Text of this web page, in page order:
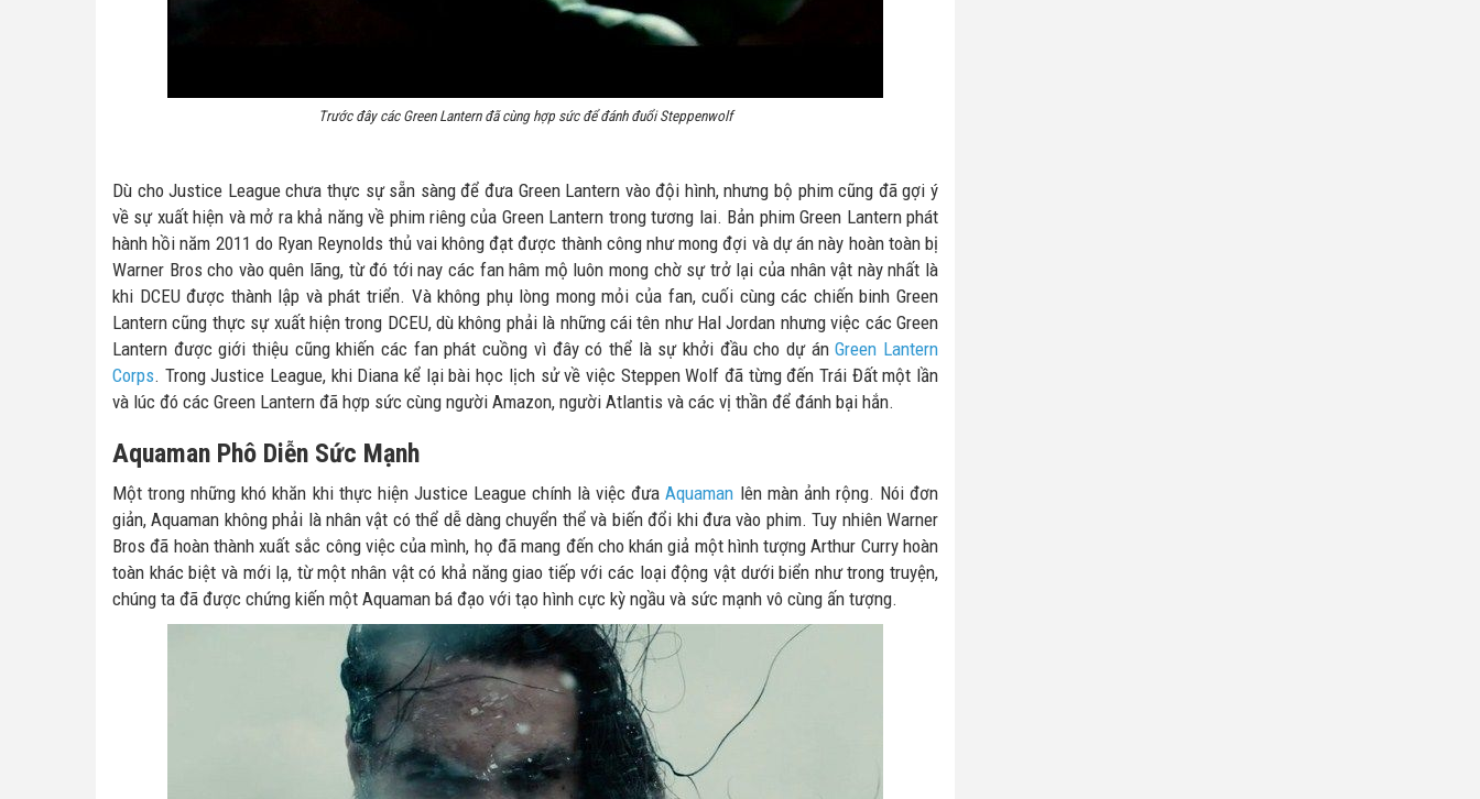
Trước đây các Green Lantern đã cùng hợp sức để đánh đuổi Steppenwolf
Dù cho Justice League chưa thực sự sẵn sàng để đưa Green Lantern vào đội hình, nhưng bộ phim cũng đã gợi ý
về sự xuất hiện và mở ra khả năng về phim riêng của Green Lantern trong tương lai. Bản phim Green Lantern phát
hành hồi năm 2011 do Ryan Reynolds thủ vai không đạt được thành công như mong đợi và dự án này hoàn toàn bị
Warner Bros cho vào quên lãng, từ đó tới nay các fan hâm mộ luôn mong chờ sự trở lại của nhân vật này nhất là
khi DCEU được thành lập và phát triển. Và không phụ lòng mong mỏi của fan, cuối cùng các chiến binh Green
Lantern cũng thực sự xuất hiện trong DCEU, dù không phải là những cái tên như Hal Jordan nhưng việc các Green
Lantern được giới thiệu cũng khiến các fan phát cuồng vì đây có thể là sự khởi đầu cho dự ánGreen Lantern
Corps. Trong Justice League, khi Diana kể lại bài học lịch sử về việc Steppen Wolf đã từng đến Trái Đất một lần
và lúc đó các Green Lantern đã hợp sức cùng người Amazon, người Atlantis và các vị thần để đánh bại hắn.
Aquaman Phô Diễn Sức Mạnh
Một trong những khó khăn khi thực hiện Justice League chính là việc đưaAquaman lên màn ảnh rộng. Nói đơn
giản, Aquaman không phải là nhân vật có thể dễ dàng chuyển thể và biến đổi khi đưa vào phim. Tuy nhiên Warner
Bros đã hoàn thành xuất sắc công việc của mình, họ đã mang đến cho khán giả một hình tượng Arthur Curry hoàn
toàn khác biệt và mới lạ, từ một nhân vật có khả năng giao tiếp với các loại động vật dưới biển như trong truyện,
chúng ta đã được chứng kiến một Aquaman bá đạo với tạo hình cực kỳ ngầu và sức mạnh vô cùng ấn tượng.